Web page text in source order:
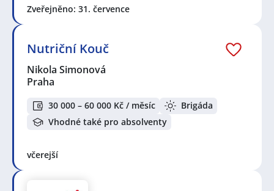
Zveřejněno: 31. července
Nutriční Kouč
Nikola Simonová
Praha
30 000 – 60 000 Kč / měsíc
Brigáda
Vhodné také pro absolventy
včerejší